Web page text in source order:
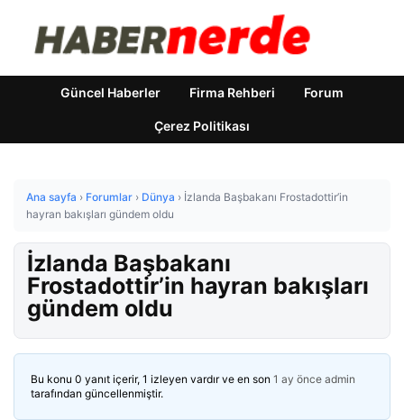
Güncel Haberler Firma Rehberi Forum
Çerez Politikası
Ana sayfa › Forumlar › Dünya › İzlanda Başbakanı Frostadottir’in
hayran bakışları gündem oldu
İzlanda Başbakanı
Frostadottir’in hayran bakışları
gündem oldu
Bu konu 0 yanıt içerir, 1 izleyen vardır ve en son 1 ay önce admin
tarafından güncellenmiştir.